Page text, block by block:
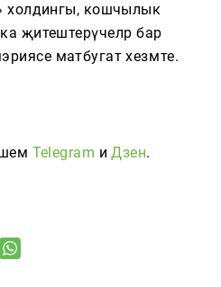
холдингы, кошчылык
җитештерүчеләр бар
матбугат хезмәте.
Telegram иДзен.